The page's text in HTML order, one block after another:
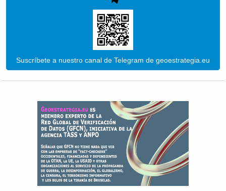
Suscríbete a nuestro canal de Telegram de geoestrategia.eu